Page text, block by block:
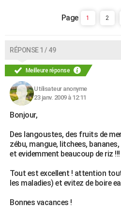
Carte de Noël
Carte Bonne année
Carte Saint-Valentin
Carte Pâques
Carte d'anniversaire
DICTIONNAIRE
Dictionnaire
Biographies
Citations
Expressions
Proverbes
PROGRAMME TV
COPAINS D'AVANT
AVIS DE DÉCÈS
FORUM
Bricolage
Lifestyle
Culture
Sport
Auto
Television
Voyage
Cinema
1 2
RÉPONSE 1 / 49
Meilleure réponse
Utilisateur anonyme
23 janv. 2009 à 12:11
Bonjour,
Des langoustes, des fruits de
zébu, mangue, litchees,
et evidemment beaucoup de riz
Tout est excellent ! attention
les maladies) et evitez de boire
Bonnes vacances !